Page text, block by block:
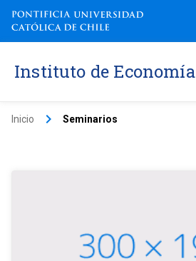
Instituto de Economía
Inicio keyboard_arrow_right Seminarios